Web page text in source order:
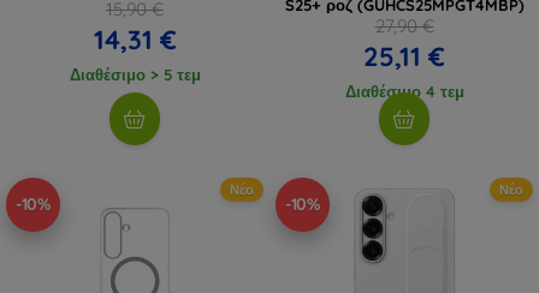
15,90 €
14,31 €
Διαθέσιμο > 5 τεμ
S25+ ροζ (GUHCS25MPGT4MBP)
27,90 €
25,11 €
Διαθέσιμο 4 τεμ
-10%
Νέο
-10%
Νέο